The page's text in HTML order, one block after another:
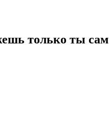
только ты сам